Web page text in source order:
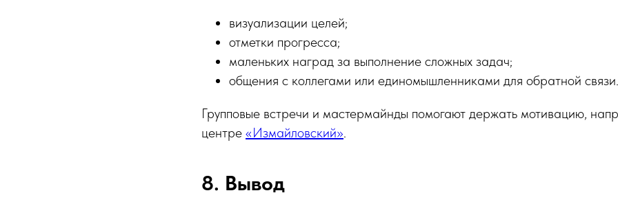
визуализации целей;
отметки прогресса;
маленьких наград за выполнение сложных задач;
общения с коллегами или единомышленниками для обратной связи.
Групповые встречи и мастермайнды помогают держать мотивацию,
центре «Измайловский».
8. Вывод